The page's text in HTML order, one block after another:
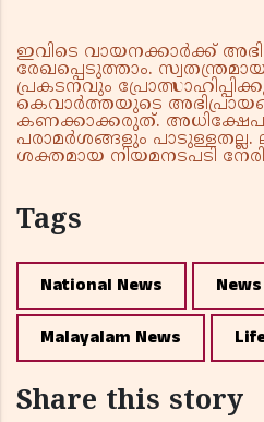
ഇവിടെ വായനക്കാർക്ക്
രേഖപ്പെടുത്താം.
പ്രകടനവും
കെവാർത്തയുടെ
കണക്കാക്കരുത്.
പരാമർശങ്ങളും
ശക്തമായ നിയമനടപടി
Tags
National News News
Malayalam News
Share this story